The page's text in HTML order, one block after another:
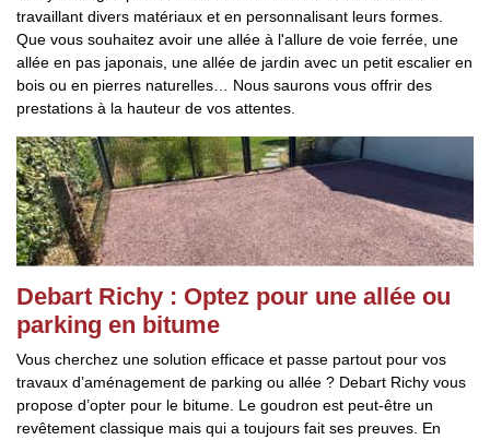
travaillant divers matériaux et en personnalisant leurs formes.
Que vous souhaitez avoir une allée à l'allure de voie ferrée, une
allée en pas japonais, une allée de jardin avec un petit escalier en
bois ou en pierres naturelles… Nous saurons vous offrir des
prestations à la hauteur de vos attentes.
Debart Richy : Optez pour une allée ou
parking en bitume
Vous cherchez une solution efficace et passe partout pour vos
travaux d’aménagement de parking ou allée ? Debart Richy vous
propose d’opter pour le bitume. Le goudron est peut-être un
revêtement classique mais qui a toujours fait ses preuves. En